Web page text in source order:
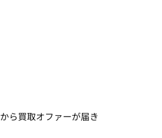
ら買取オファーが届き